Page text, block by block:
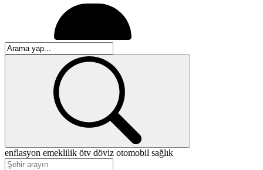
enflasyon emeklilik ötv döviz otomobil sağlık